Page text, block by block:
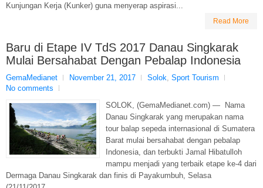
Kunjungan Kerja (Kunker) guna menyerap aspirasi...
Read More
Baru di Etape IV TdS 2017 Danau Singkarak
Mulai Bersahabat Dengan Pebalap Indonesia
GemaMedianet November 21, 2017 Solok Sport Tourism
No comments
SOLOK, (GemaMedianet.com) — Nama
Danau Singkarak yang merupakan nama
tour balap sepeda internasional di Sumatera
Barat mulai bersahabat dengan pebalap
Indonesia, dan terbukti Jamal Hibatulloh
mampu menjadi yang terbaik etape ke-4 dari
Dermaga Danau Singkarak dan finis di Payakumbuh, Selasa